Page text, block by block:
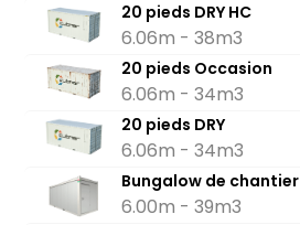
20 pieds DRY HC
6.06m - 38m3
20 pieds Occasion
6.06m - 34m3
20 pieds DRY
6.06m - 34m3
Bungalow de chantier
6.00m - 39m3